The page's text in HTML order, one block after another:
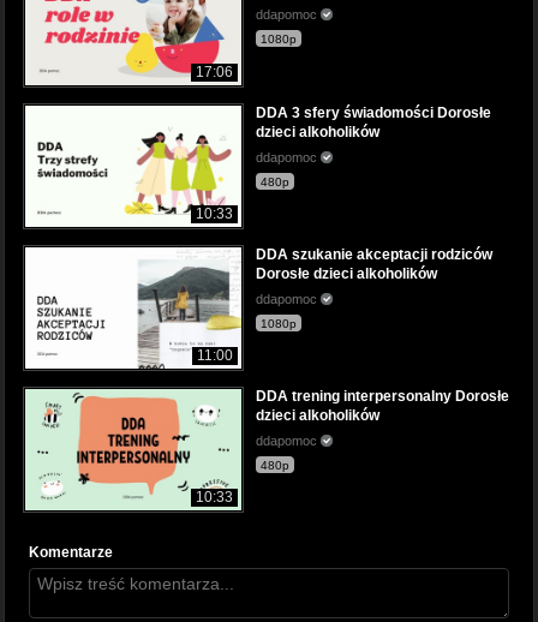
17:06
ddapomoc
1080p
10:33
DDA 3 sfery świadomości Dorosłe
dzieci alkoholików
ddapomoc
480p
11:00
DDA szukanie akceptacji rodziców
Dorosłe dzieci alkoholików
ddapomoc
1080p
10:33
DDA trening interpersonalny Dorosłe
dzieci alkoholików
ddapomoc
480p
Komentarze